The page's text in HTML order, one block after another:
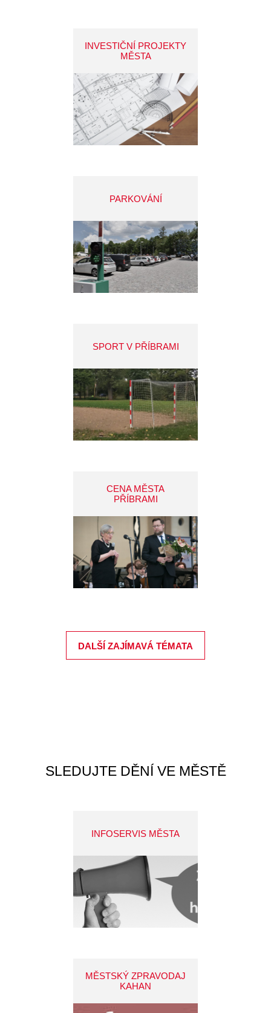
INVESTIČNÍ PROJEKTY
MĚSTA
PARKOVÁNÍ
SPORT V PŘÍBRAMI
CENA MĚSTA
PŘÍBRAMI
DALŠÍ ZAJÍMAVÁ TÉMATA
SLEDUJTE DĚNÍ VE MĚSTĚ
INFOSERVIS MĚSTA
MĚSTSKÝ ZPRAVODAJ
KAHAN